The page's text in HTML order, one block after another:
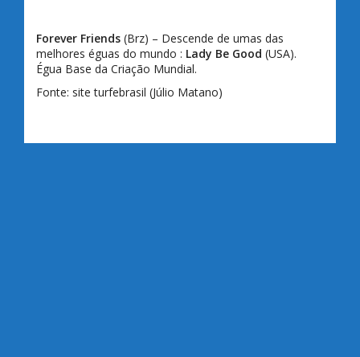
Forever Friends (Brz) – Descende de umas das
melhores éguas do mundo : Lady Be Good (USA).
Égua Base da Criação Mundial.
Fonte: site turfebrasil (Júlio Matano)